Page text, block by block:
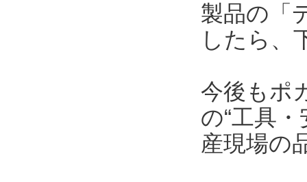
製品の「
したら、
今後もポ
の“工具
産現場の